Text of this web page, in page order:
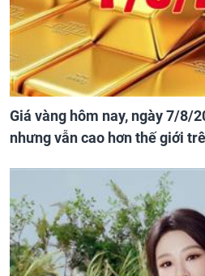
Giá vàng hôm nay, ngày 7/8/
nhưng vẫn cao hơn thế giới